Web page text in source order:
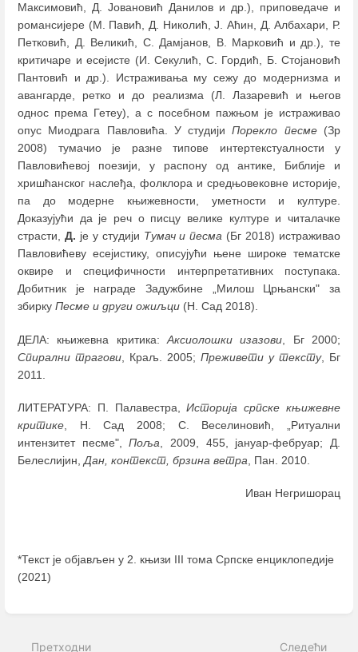
Максимовић, Д. Јовановић Данилов и др.), приповедаче и
романсијере (М. Павић, Д. Николић, Ј. Аћин, Д. Албахари, Р.
Петковић, Д. Великић, С. Дамјанов, В. Марковић и др.), те
критичаре и есејисте (И. Секулић, С. Гордић, Б. Стојановић
Пантовић и др.). Истраживања му сежу до модернизма и
авангарде, ретко и до реализма (Л. Лазаревић и његов
однос према Гетеу), а с посебном пажњом је истраживао
опус Миодрага Павловића. У студијиПорекло песме(Зр
2008) тумачио је разне типове интертекстуалности у
Павловићевој поезији, у распону од антике, Библије и
хришћанског наслеђа, фолклора и средњовековне историје,
па до модерне књижевности, уметности и културе.
Доказујући да је реч о писцу велике културе и читалачке
страсти, Д. је у студији Тумач и песма (Бг 2018) истраживао
Павловићеву есејистику, описујући њене широке тематске
оквире и специфичности интерпретативних поступака.
Добитник је награде Задужбине „Милош Црњански" за
збирку Песме и други ожиљци (Н. Сад 2018).
ДЕЛА: књижевна критика: Аксиолошки изазови , Бг 2000;
Спирални трагови , Краљ. 2005; Преживети у тексту, Бг
2011.
ЛИТЕРАТУРА: П. Палавестра,Историја српске књижевне
критике , Н. Сад 2008; С. Веселиновић, „Ритуални
интензитет песме",Поља , 2009, 455, јануар-фебруар; Д.
Белеслијин, Дан, контекст, брзина ветра , Пан. 2010.
Иван Негришорац
*Текст је објављен у 2. књизи III тома Српске енциклопедије
(2021)
mode
Претходни Следећи